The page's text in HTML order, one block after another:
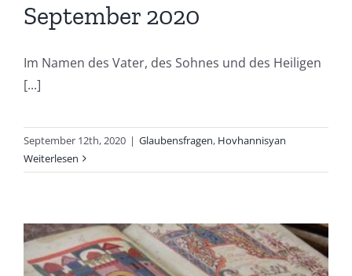
September 2020
Im Namen des Vater, des Sohnes und des Heiligen
[...]
September 12th, 2020 | Glaubensfragen, Hovhannisyan
Weiterlesen